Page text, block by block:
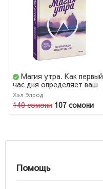
Магия утра. Как первый
час дня определяет ваш
успех
Хэл Элрод
140 сомони 107 сомони
Помощь